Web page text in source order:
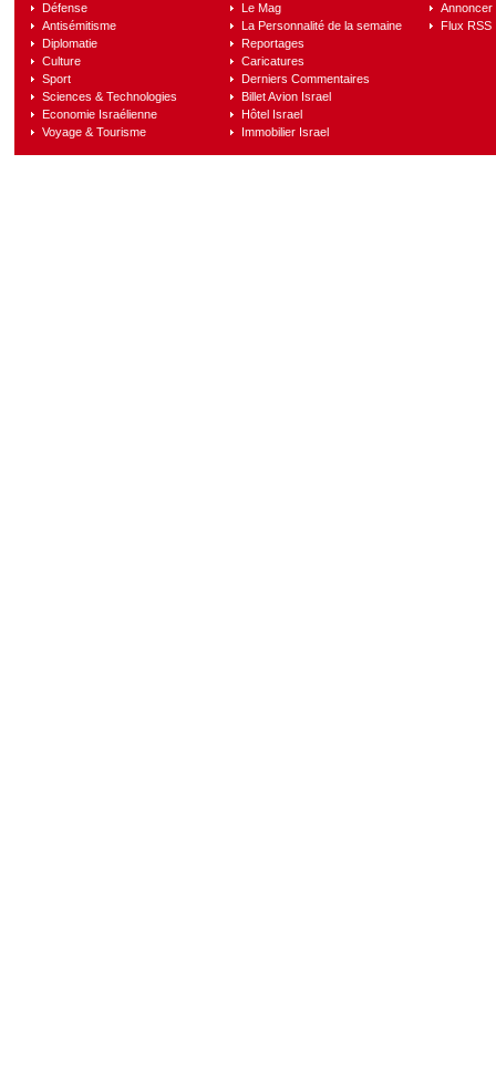
Défense
Antisémitisme
Diplomatie
Culture
Sport
Sciences & Technologies
Economie Israélienne
Voyage & Tourisme
Le Mag
La Personnalité de la semaine
Reportages
Caricatures
Derniers Commentaires
Billet Avion Israel
Hôtel Israel
Immobilier Israel
Annoncer
Flux RSS